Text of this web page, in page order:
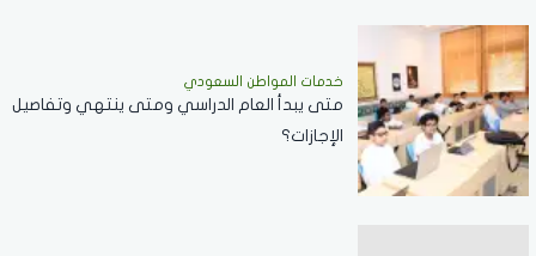
خدمات المواطن السعودي
‏متى يبدأ العام الدراسي ومتى ينتهي وتفاصيل
الإجازات؟